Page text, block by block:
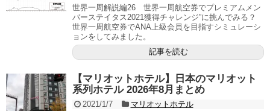
世界一周解説編26 世界一周航空券でプレミアムメン
バーステイタス2021獲得チャレンジ”に挑んでみる？
世界一周航空券でANA上級会員を目指すシミュレーシ
ョンをしてみました。
記事を読む
【マリオットホテル】日本のマリオット
系列ホテル 2026年8月まとめ
2021/1/7
マリオットホテル